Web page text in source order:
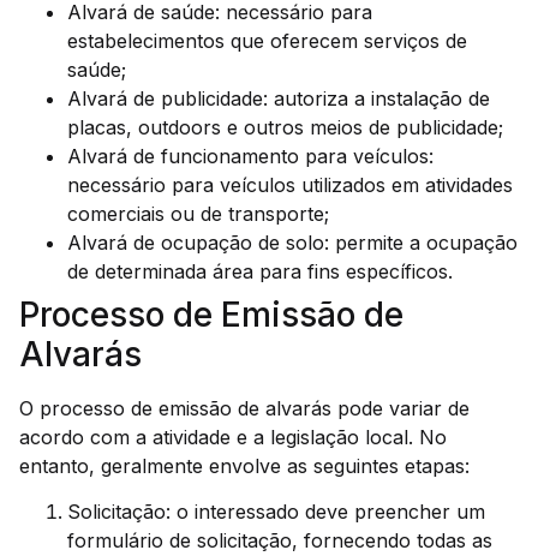
Alvará de saúde: necessário para
estabelecimentos que oferecem serviços de
saúde;
Alvará de publicidade: autoriza a instalação de
placas, outdoors e outros meios de publicidade;
Alvará de funcionamento para veículos:
necessário para veículos utilizados em atividades
comerciais ou de transporte;
Alvará de ocupação de solo: permite a ocupação
de determinada área para fins específicos.
Processo de Emissão de
Alvarás
O processo de emissão de alvarás pode variar de
acordo com a atividade e a legislação local. No
entanto, geralmente envolve as seguintes etapas:
Solicitação: o interessado deve preencher um
formulário de solicitação, fornecendo todas as